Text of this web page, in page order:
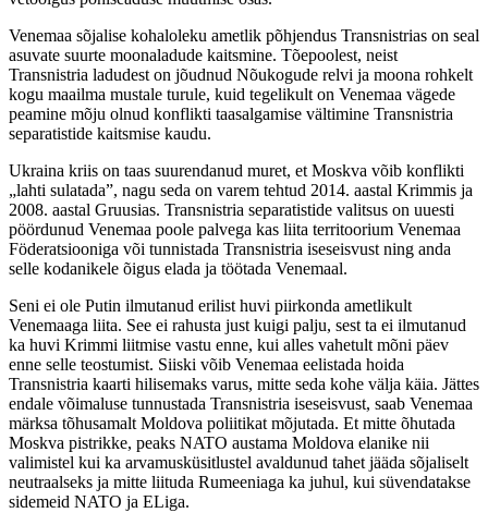
Venemaa sõjalise kohaloleku ametlik põhjendus Transnistrias on seal
asuvate suurte moonaladude kaitsmine. Tõepoolest, neist
Transnistria ladudest on jõudnud Nõukogude relvi ja moona rohkelt
kogu maailma mustale turule, kuid tegelikult on Venemaa vägede
peamine mõju olnud konflikti taasalgamise vältimine Transnistria
separatistide kaitsmise kaudu.
Ukraina kriis on taas suurendanud muret, et Moskva võib konflikti
„lahti sulatada”, nagu seda on varem tehtud 2014. aastal Krimmis ja
2008. aastal Gruusias. Transnistria separatistide valitsus on uuesti
pöördunud Venemaa poole palvega kas liita territoorium Venemaa
Föderatsiooniga või tunnistada Transnistria iseseisvust ning anda
selle kodanikele õigus elada ja töötada Venemaal.
Seni ei ole Putin ilmutanud erilist huvi piirkonda ametlikult
Venemaaga liita. See ei rahusta just kuigi palju, sest ta ei ilmutanud
ka huvi Krimmi liitmise vastu enne, kui alles vahetult mõni päev
enne selle teostumist. Siiski võib Venemaa eelistada hoida
Transnistria kaarti hilisemaks varus, mitte seda kohe välja käia. Jättes
endale võimaluse tunnustada Transnistria iseseisvust, saab Venemaa
märksa tõhusamalt Moldova poliitikat mõjutada. Et mitte õhutada
Moskva pistrikke, peaks NATO austama Moldova elanike nii
valimistel kui ka arvamusküsitlustel avaldunud tahet jääda sõjaliselt
neutraalseks ja mitte liituda Rumeeniaga ka juhul, kui süvendatakse
sidemeid NATO ja ELiga.